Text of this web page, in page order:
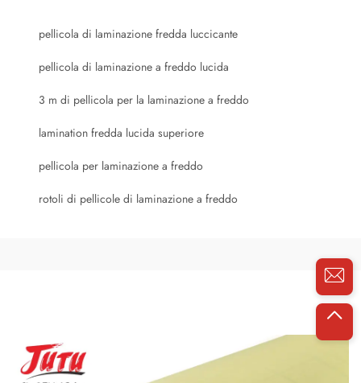
pellicola di laminazione fredda luccicante
pellicola di laminazione a freddo lucida
3 m di pellicola per la laminazione a freddo
lamination fredda lucida superiore
pellicola per laminazione a freddo
rotoli di pellicole di laminazione a freddo